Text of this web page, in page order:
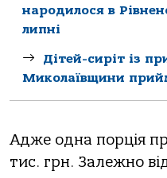
народилося в
липні
Дітей-сиріт із
Миколаївщини
Адже одна порція
тис. грн. Залежно